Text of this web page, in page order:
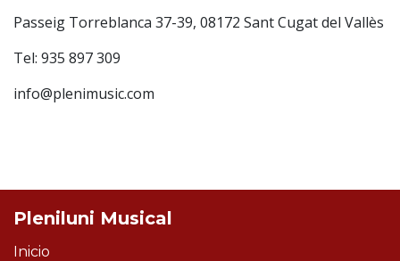
Passeig Torreblanca 37-39, 08172 Sant Cugat del Vallès
Tel: 935 897 309
info@plenimusic.com
Pleniluni Musical
Inicio